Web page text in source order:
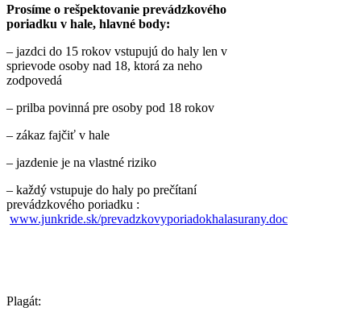
Prosíme o rešpektovanie prevádzkového
poriadku v hale, hlavné body:
– jazdci do 15 rokov vstupujú do haly len v
sprievode osoby nad 18, ktorá za neho
zodpovedá
– prilba povinná pre osoby pod 18 rokov
– zákaz fajčiť v hale
– jazdenie je na vlastné riziko
– každý vstupuje do haly po prečítaní
prevádzkového poriadku :
www.junkride.sk/prevadzkovyporiadokhalasurany.doc
Plagát: